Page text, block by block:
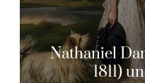
Nathaniel
1811)